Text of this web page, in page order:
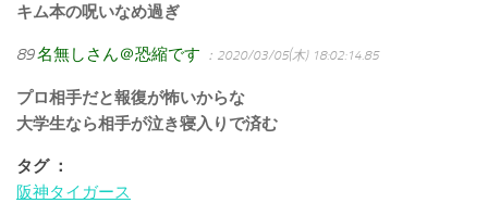
キム本の呪いなめ過ぎ
89名無しさん＠恐縮です ：2020/03/05(木) 18:02:14.85
プロ相手だと報復が怖いからな
大学生なら相手が泣き寝入りで済む
タグ ：
阪神タイガース